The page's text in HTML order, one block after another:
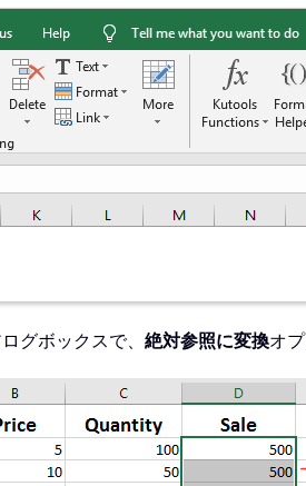
グボックスで、 絶対参照に変換オ